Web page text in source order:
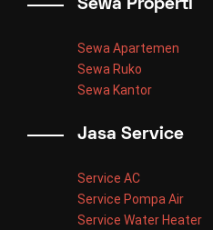
Sewa Properti
Sewa Apartemen
Sewa Ruko
Sewa Kantor
Jasa Service
Service AC
Service Pompa Air
Service Water Heater